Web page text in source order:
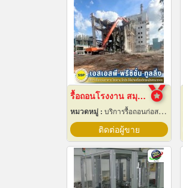
รื้อถอนโรงงาน สมุทรปราการ
หมวดหมู่ : บริการรื้อถอนก่อสร้าง
ติดต่อผู้ขาย